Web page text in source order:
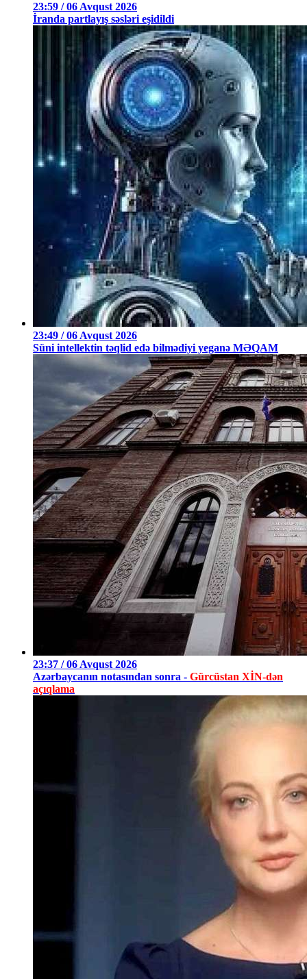
23:59 / 06 Avqust 2026
İranda partlayış səsləri eşidildi
23:49 / 06 Avqust 2026
Süni intellektin təqlid edə bilmədiyi yeganə MƏQAM
23:37 / 06 Avqust 2026
Azərbaycanın notasından sonra - Gürcüstan XİN-dən
açıqlama